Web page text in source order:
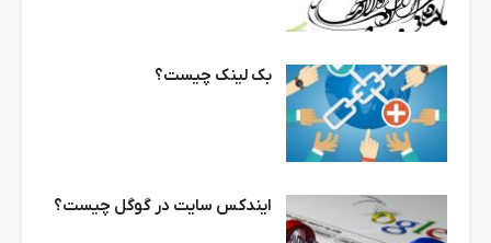
بک لینک چیست؟
ایندکس سایت در گوگل چیست؟